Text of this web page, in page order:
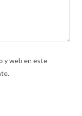
y web en este